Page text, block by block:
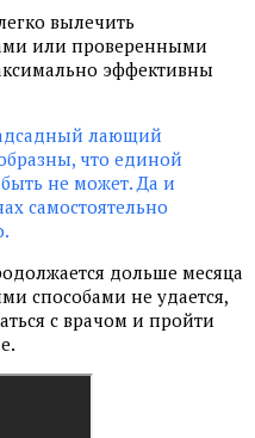
вылечить
или проверенными
эффективны
лающий
что единой
не может. Да и
самостоятельно
дольше месяца
способами не удается,
с врачом и пройти